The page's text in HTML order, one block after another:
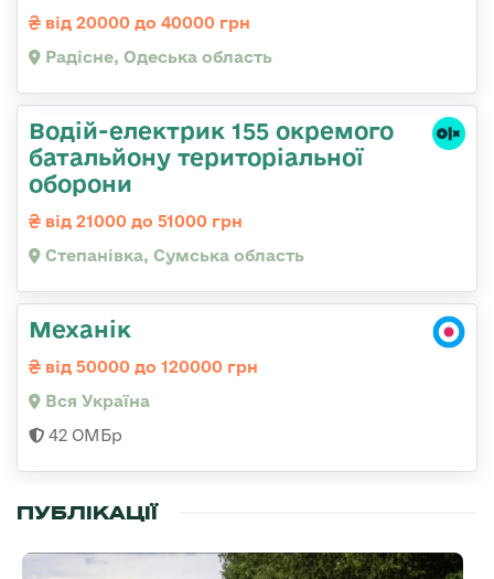
від 20000 до 40000 грн
Радісне, Одеська область
Водій-електрик 155 окремого
батальйону територіальної
оборони
від 21000 до 51000 грн
Степанівка, Сумська область
Механік
від 50000 до 120000 грн
Вся Україна
42 ОМБр
ПУБЛІКАЦІЇ